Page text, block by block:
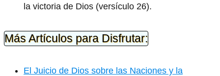
la victoria de Dios (versículo 26).
Más Artículos para Disfrutar:
El Juicio de Dios sobre las Naciones y la